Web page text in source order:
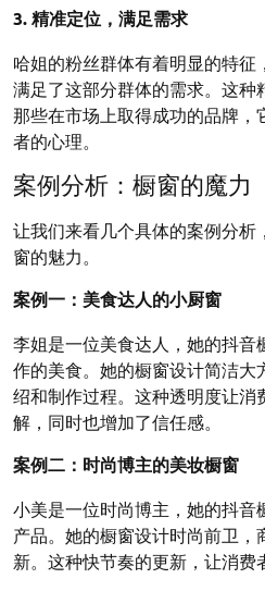
3. 精准定位，满足需求
哈姐的粉丝群体有着明显的特
满足了这部分群体的需求。这种
那些在市场上取得成功的品牌，
者的心理。
案例分析：橱窗的魔力
让我们来看几个具体的案例分析
窗的魅力。
案例一：美食达人的小厨窗
李姐是一位美食达人，她的抖音
作的美食。她的橱窗设计简洁大
绍和制作过程。这种透明度让消
解，同时也增加了信任感。
案例二：时尚博主的美妆橱窗
小美是一位时尚博主，她的抖音
产品。她的橱窗设计时尚前卫，
新。这种快节奏的更新，让消费